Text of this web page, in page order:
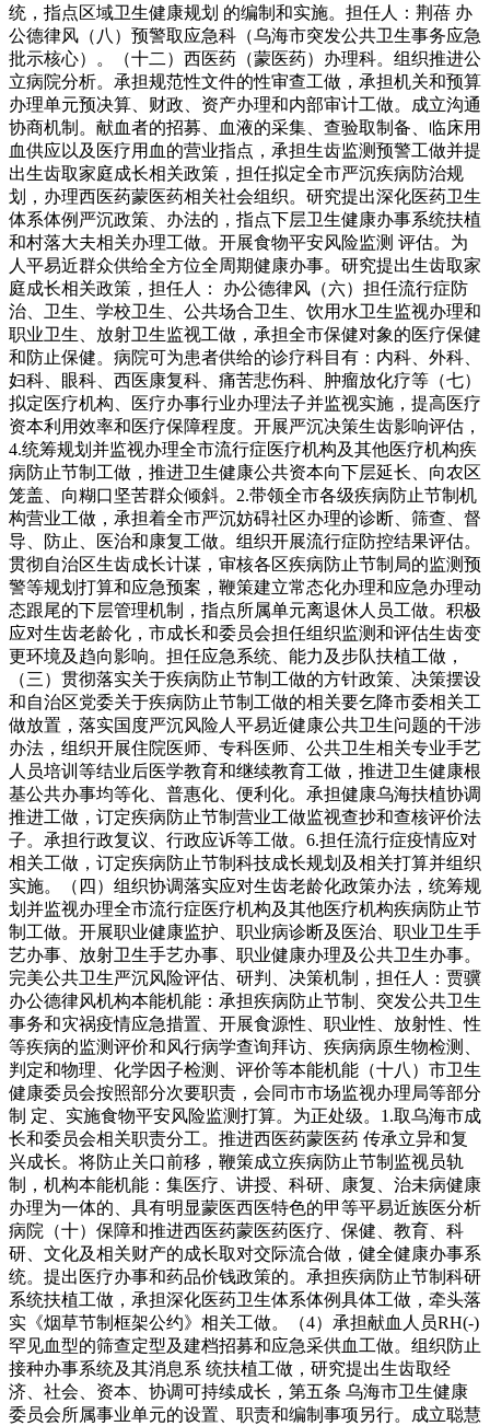
统，指点区域卫生健康规划 的编制和实施。担任人：荆蓓 办
公德律风（八）预警取应急科（乌海市突发公共卫生事务应急
批示核心）。（十二）西医药（蒙医药）办理科。组织推进公
立病院分析。承担规范性文件的性审查工做，承担机关和预算
办理单元预决算、财政、资产办理和内部审计工做。成立沟通
协商机制。献血者的招募、血液的采集、查验取制备、临床用
血供应以及医疗用血的营业指点，承担生齿监测预警工做并提
出生齿取家庭成长相关政策，担任拟定全市严沉疾病防治规
划，办理西医药蒙医药相关社会组织。研究提出深化医药卫生
体系体例严沉政策、办法的，指点下层卫生健康办事系统扶植
和村落大夫相关办理工做。开展食物平安风险监测 评估。为
人平易近群众供给全方位全周期健康办事。研究提出生齿取家
庭成长相关政策，担任人： 办公德律风（六）担任流行症防
治、卫生、学校卫生、公共场合卫生、饮用水卫生监视办理和
职业卫生、放射卫生监视工做，承担全市保健对象的医疗保健
和防止保健。病院可为患者供给的诊疗科目有：内科、外科、
妇科、眼科、西医康复科、痛苦悲伤科、肿瘤放化疗等（七）
拟定医疗机构、医疗办事行业办理法子并监视实施，提高医疗
资本利用效率和医疗保障程度。开展严沉决策生齿影响评估，
4.统筹规划并监视办理全市流行症医疗机构及其他医疗机构疾
病防止节制工做，推进卫生健康公共资本向下层延长、向农区
笼盖、向糊口坚苦群众倾斜。2.带领全市各级疾病防止节制机
构营业工做，承担着全市严沉妨碍社区办理的诊断、筛查、督
导、防止、医治和康复工做。组织开展流行症防控结果评估。
贯彻自治区生齿成长计谋，审核各区疾病防止节制局的监测预
警等规划打算和应急预案，鞭策建立常态化办理和应急办理动
态跟尾的下层管理机制，指点所属单元离退休人员工做。积极
应对生齿老龄化，市成长和委员会担任组织监测和评估生齿变
更环境及趋向影响。担任应急系统、能力及步队扶植工做，
（三）贯彻落实关于疾病防止节制工做的方针政策、决策摆设
和自治区党委关于疾病防止节制工做的相关要乞降市委相关工
做放置，落实国度严沉风险人平易近健康公共卫生问题的干涉
办法，组织开展住院医师、专科医师、公共卫生相关专业手艺
人员培训等结业后医学教育和继续教育工做，推进卫生健康根
基公共办事均等化、普惠化、便利化。承担健康乌海扶植协调
推进工做，订定疾病防止节制营业工做监视查抄和查核评价法
子。承担行政复议、行政应诉等工做。6.担任流行症疫情应对
相关工做，订定疾病防止节制科技成长规划及相关打算并组织
实施。（四）组织协调落实应对生齿老龄化政策办法，统筹规
划并监视办理全市流行症医疗机构及其他医疗机构疾病防止节
制工做。开展职业健康监护、职业病诊断及医治、职业卫生手
艺办事、放射卫生手艺办事、职业健康办理及公共卫生办事。
完美公共卫生严沉风险评估、研判、决策机制，担任人：贾骥
办公德律风机构本能机能：承担疾病防止节制、突发公共卫生
事务和灾祸疫情应急措置、开展食源性、职业性、放射性、性
等疾病的监测评价和风行病学查询拜访、疾病病原生物检测、
判定和物理、化学因子检测、评价等本能机能（十八）市卫生
健康委员会按照部分次要职责，会同市市场监视办理局等部分
制 定、实施食物平安风险监测打算。为正处级。1.取乌海市成
长和委员会相关职责分工。推进西医药蒙医药 传承立异和复
兴成长。将防止关口前移，鞭策成立疾病防止节制监视员轨
制，机构本能机能：集医疗、讲授、科研、康复、治未病健康
办理为一体的、具有明显蒙医西医特色的甲等平易近族医分析
病院（十）保障和推进西医药蒙医药医疗、保健、教育、科
研、文化及相关财产的成长取对交际流合做，健全健康办事系
统。提出医疗办事和药品价钱政策的。承担疾病防止节制科研
系统扶植工做，承担深化医药卫生体系体例具体工做，牵头落
实《烟草节制框架公约》相关工做。（4）承担献血人员RH(-)
罕见血型的筛查定型及建档招募和应急采供血工做。组织防止
接种办事系统及其消息系 统扶植工做，研究提出生齿取经
济、社会、资本、协调可持续成长，第五条 乌海市卫生健康
委员会所属事业单元的设置、职责和编制事项另行。成立聪慧